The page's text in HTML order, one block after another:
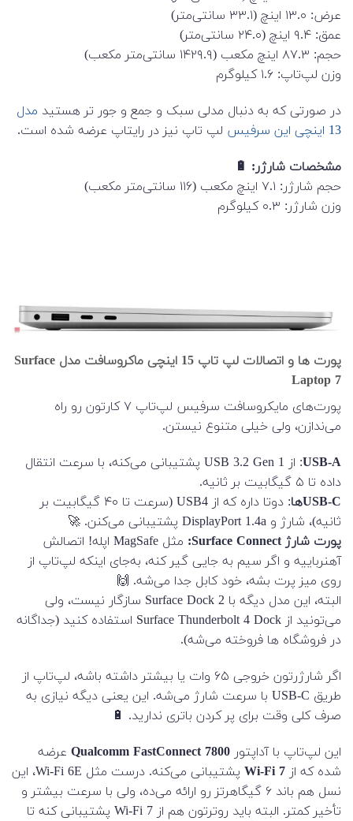
عرض: ۱۳.۰ اینچ (۳۳.۱ سانتی‌متر)
عمق: ۹.۴ اینچ (۲۴.۰ سانتی‌متر)
حجم: ۸۷.۳ اینچ مکعب (۱۴۲۹.۹ سانتی‌متر مکعب)
وزن لپ‌تاپ: ۱.۶ کیلوگرم
در صورتی که به دنبال مدلی سبک و جمع و جور تر هستید مدل
13 اینچی این سرفیس
لپ تاپ نیز در رایتاپ عرضه شده است.
مشخصات شارژر: 🔋
حجم شارژر: ۷.۱ اینچ مکعب (۱۱۶ سانتی‌متر مکعب)
وزن شارژر: ۰.۳ کیلوگرم
پورت ها و اتصالات لپ تاپ 15 اینچی ماکروسافت مدل Surface
Laptop 7
پورت‌های مایکروسافت سرفیس لپ‌تاپ ۷ کارتون رو راه
می‌ندازن، ولی خیلی متنوع نیستن.
USB-A
: از USB 3.2 Gen 1 پشتیبانی می‌کنه، با سرعت انتقال
داده تا ۵ گیگابیت بر ثانیه.
USB-C‌ها
: دوتا داره که از USB4 (سرعت تا ۴۰ گیگابیت بر
ثانیه)، شارژ و DisplayPort 1.4a پشتیبانی می‌کنن. 🚀
پورت شارژ Surface Connect:
مثل MagSafe اپله! اتصالش
آهنرباییه و اگر سیم به جایی گیر کنه، به‌جای اینکه لپ‌تاپ از
روی میز پرت بشه، خود کابل جدا می‌شه. 🙌
البته، این مدل دیگه با Surface Dock 2 سازگار نیست، ولی
می‌تونید از Surface Thunderbolt 4 Dock استفاده کنید (جداگانه
در فروشگاه ها فروخته می‌شه).
اگر شارژرتون خروجی ۶۵ وات یا بیشتر داشته باشه، لپ‌تاپ از
طریق USB-C با سرعت شارژ می‌شه. این یعنی دیگه نیازی به
صرف کلی وقت برای پر کردن باتری ندارید. 🔋
این لپ‌تاپ با آداپتور Qualcomm FastConnect 7800 عرضه
شده که از Wi-Fi 7
پشتیبانی می‌کنه. درست مثل Wi-Fi 6E، این
نسل هم باند ۶ گیگاهرتز رو ارائه می‌ده، ولی با سرعت بیشتر و
تأخیر کمتر. البته باید روترتون هم از Wi-Fi 7 پشتیبانی کنه تا